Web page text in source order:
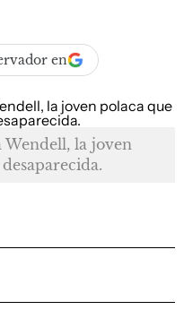
en
Wendell, la joven